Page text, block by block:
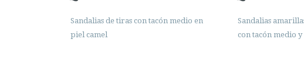
Sandalias de tiras con tacón medio en
piel camel
Sandalias
con tacón medio